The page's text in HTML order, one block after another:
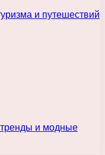
и путешествий
и модные